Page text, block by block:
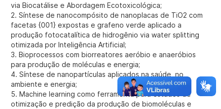
via Biocatálise e Abordagem Ecotoxicológica;
2. Síntese de nanocompósito de nanoplacas de TiO2 com
facetas {001} expostas e grafeno verde aplicado a
produção fotocatalítica de hidrogênio via water splitting
otimizada por Inteligência Artificial;
3. Bioprocessos com biorreatores aeróbio e anaeróbios
para produção de moléculas e energia;
4. Síntese de nanopartículas aplicados na saúde, no
ambiente e energia;
5. Machine learning como ferramenta para estudos de
otimização e predição da produção de biomoléculas e